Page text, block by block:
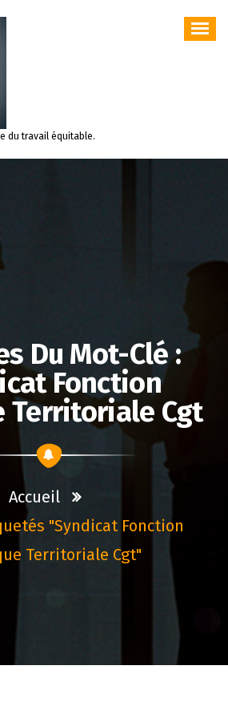
du travail équitable.
Du Mot-Clé :
Fonction
Territoriale Cgt
Accueil
"syndicat Fonction
Territoriale Cgt"